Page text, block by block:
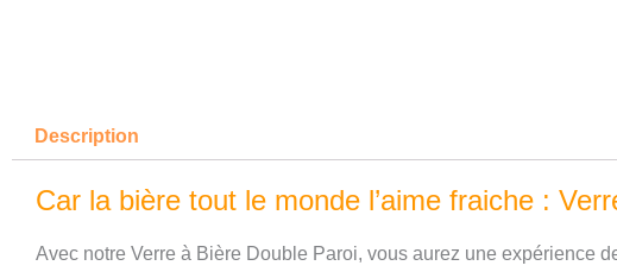
Description
Car la bière tout le monde l’aime fraiche :
Avec notre Verre à Bière Double Paroi, vous aurez une expérience